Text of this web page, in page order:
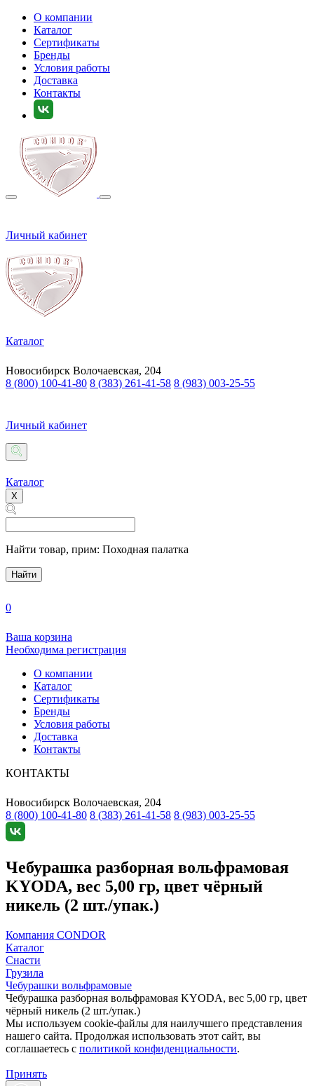
О компании
Каталог
Сертификаты
Бренды
Условия работы
Доставка
Контакты
Личный кабинет
Каталог
Новосибирск Волочаевская, 204
8 (800) 100-41-80 8 (383) 261-41-58 8 (983) 003-25-55
Личный кабинет
Каталог
X
Найти товар, прим: Походная палатка
Найти
0
Ваша корзина
Необходима регистрация
О компании
Каталог
Сертификаты
Бренды
Условия работы
Доставка
Контакты
КОНТАКТЫ
Новосибирск Волочаевская, 204
8 (800) 100-41-80 8 (383) 261-41-58 8 (983) 003-25-55
Чебурашка разборная вольфрамовая
KYODA, вес 5,00 гр, цвет чёрный
никель (2 шт./упак.)
Компания CONDOR
Каталог
Снасти
Грузила
Чебурашки вольфрамовые
Чебурашка разборная вольфрамовая KYODA, вес 5,00 гр, цвет
чёрный никель (2 шт./упак.)
Мы используем cookie-файлы для наилучшего представления
нашего сайта. Продолжая использовать этот сайт, вы
соглашаетесь c политикой конфиденциальности.
Принять